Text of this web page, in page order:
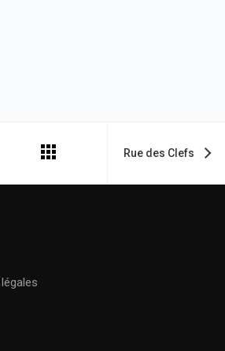
Rue des Clefs